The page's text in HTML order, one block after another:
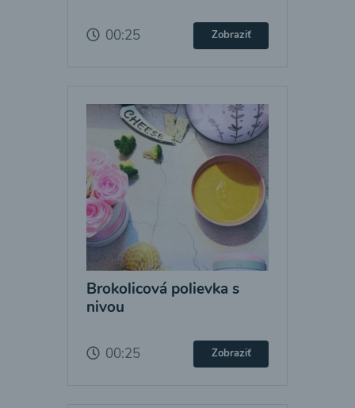
00:25 Zobraziť
Brokolicová polievka s
nivou
00:25 Zobraziť